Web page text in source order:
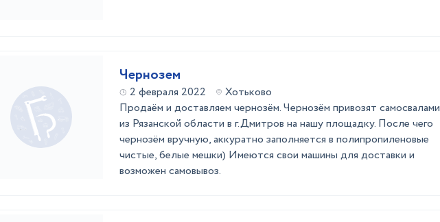
Чернозем
2 февраля 2022
Хотьково
Продаём и доставляем чернозём. Чернозём привозят самосвалами
из Рязанской области в г.Дмитров на нашу площадку. После чего
чернозём вручную, аккуратно заполняется в полипропиленовые
чистые, белые мешки) Имеются свои машины для доставки и
возможен самовывоз.